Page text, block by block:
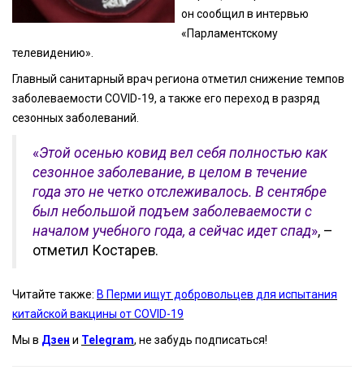
он сообщил в интервью
«Парламентскому
телевидению».
Главный санитарный врач региона отметил снижение темпов
заболеваемости COVID-19, а также его переход в разряд
сезонных заболеваний.
«Этой осенью ковид вел себя полностью как
сезонное заболевание, в целом в течение
года это не четко отслеживалось. В сентябре
был небольшой подъем заболеваемости с
началом учебного года, а сейчас идет спад», –
отметил Костарев.
Читайте также: В Перми ищут добровольцев для испытания
китайской вакцины от COVID-19
Мы в Дзен и Telegram, не забудь подписаться!